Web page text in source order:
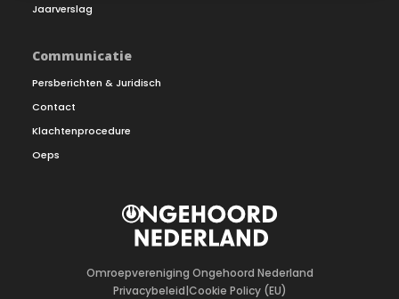
Jaarverslag
Communicatie
Persberichten & Juridisch
Contact
Klachtenprocedure
Oeps
Omroepvereniging Ongehoord Nederland
Privacybeleid|Cookie Policy (EU)